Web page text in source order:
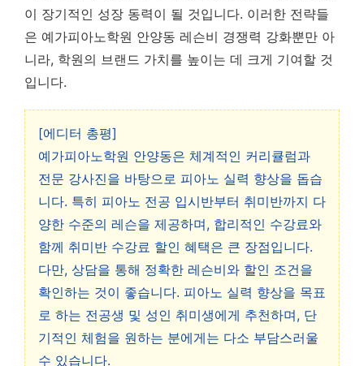
이 장기적인 성장 동력이 될 것입니다. 이러한 전략들
은 예가피아노학원 안양동 레슨비 경쟁력 강화뿐만 아
니라, 학원의 브랜드 가치를 높이는 데 크게 기여할 것
입니다.
[에디터 총평]
예가피아노학원 안양동은 체계적인 커리큘럼과
전문 강사진을 바탕으로 피아노 실력 향상을 돕습
니다. 특히 피아노 전공 입시반부터 취미반까지 다
양한 수준의 레슨을 제공하며, 합리적인 수강료와
함께 취미반 수강료 할인 혜택은 큰 장점입니다.
다만, 상담을 통해 정확한 레슨비와 할인 조건을
확인하는 것이 좋습니다. 피아노 실력 향상을 목표
로 하는 전공생 및 성인 취미생에게 추천하며, 단
기적인 체험을 원하는 분에게는 다소 부담스러울
수 있습니다.